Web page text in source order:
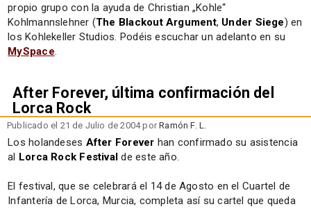
propio grupo con la ayuda de Christian „Kohle“
Kohlmannslehner (The Blackout Argument, Under Siege) en
los Kohlekeller Studios. Podéis escuchar un adelanto en su
MySpace.
After Forever, última confirmación del
Lorca Rock
Publicado el 21 de Julio de 2004 porRamón F. L.
Los holandeses After Forever han confirmado su asistencia
al Lorca Rock Festival de este año.
El festival, que se celebrará el 14 de Agosto en el Cuartel de
Infantería de Lorca, Murcia, completa así su cartel que queda